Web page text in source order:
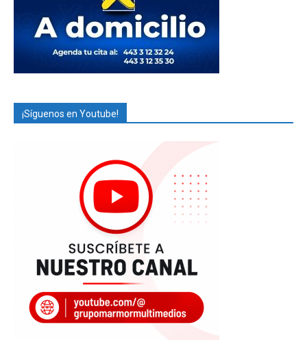
¡Síguenos en Youtube!